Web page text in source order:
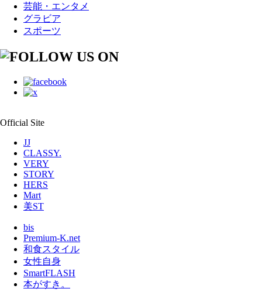
芸能・エンタメ
グラビア
スポーツ
Official Site
JJ
CLASSY.
VERY
STORY
HERS
Mart
美ST
bis
Premium-K.net
和食スタイル
女性自身
SmartFLASH
本がすき。